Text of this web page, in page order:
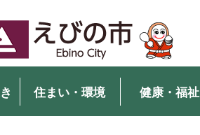
住まい・環境 健康・福祉